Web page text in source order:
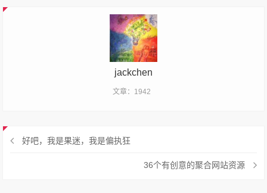
jackchen
文章：1942
好吧，我是果迷，我是偏执狂
36个有创意的聚合网站资源